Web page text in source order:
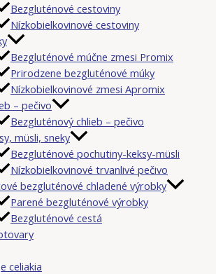
Bezgluténové cestoviny
Nízkobielkovinové cestoviny
Bezgluténové múčne zmesi Promix
Prirodzene bezgluténové múky
Nízkobielkovinové zmesi Apromix
– pečivo
Bezgluténový chlieb – pečivo
müsli, sneky
Bezgluténové pochutiny-keksy-müsli
Nízkobielkovinové trvanlivé pečivo
bezgluténové chladené výrobky
Parené bezgluténové výrobky
Bezgluténové cestá
celiakia